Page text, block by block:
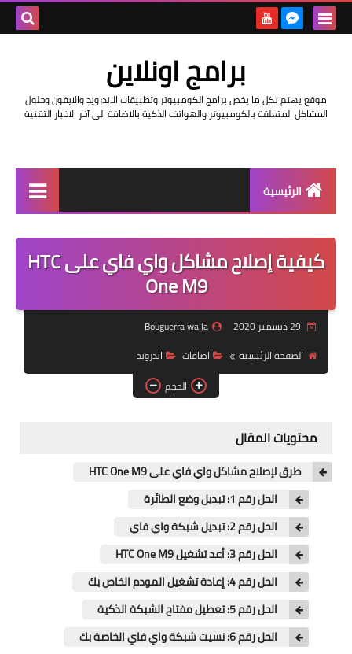
برامج اونلاين
موقع يهتم بكل ما يخص برامج الكومبيوتر وتطبيقات الاندرويد والايفون وحلول
المشاكل المتعلقة بالكومبيوتر والهواتف الذكية بالاضافة الى آخر الاخبار التقنية
الرئيسية
مراجعات
حماية
اندرويد
آيفون
ويندوز
الربح من الانترنت
جوجل
بلوجر
مقالات
كيفية إصلاح مشاكل واي فاي على HTC
One M9
Bouguerra walla
الصفحة الرئيسية
اضافات
اندرويد
الحجم
محتويات المقال
طرق لإصلاح مشاكل واي فاي على HTC One M9
الحل رقم 1: تبديل وضع الطائرة
الحل رقم 2: تبديل شبكة واي فاي
الحل رقم 3: أعد تشغيل HTC One M9
الحل رقم 4: إعادة تشغيل المودم الخاص بك
الحل رقم 5: تعطيل مفتاح الشبكة الذكية
الحل رقم 6: نسيت شبكة واي فاي الخاصة بك